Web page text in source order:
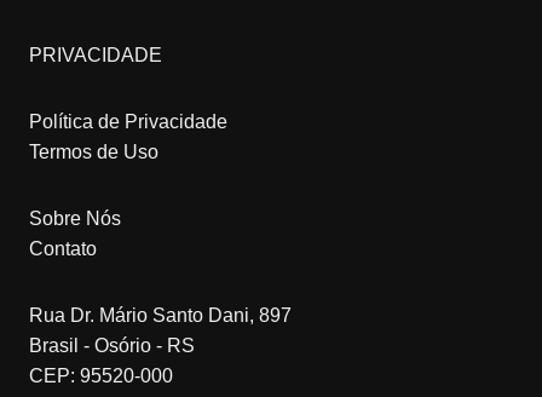
PRIVACIDADE
Política de Privacidade
Termos de Uso
Sobre Nós
Contato
Rua Dr. Mário Santo Dani, 897
Brasil - Osório - RS
CEP: 95520-000